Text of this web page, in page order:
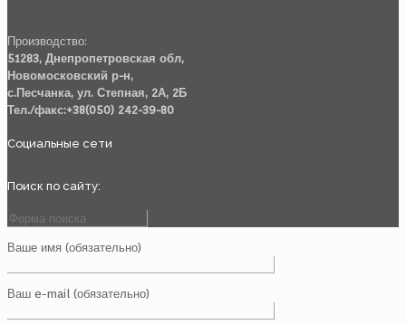
Производство:
51283, Днепропетровская обл,
Новомосковский р-н,
с.Песчанка, ул. Степная, 2А, 2Б
Тел./факс:+38(050) 242-39-80
Социальные сети
Поиск по сайту:
Ваше имя (обязательно)
Ваш e-mail (обязательно)